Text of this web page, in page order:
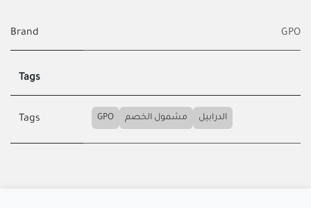
Brand GPO
Tags
Tags GPO مشمول الخصم الدرابيل